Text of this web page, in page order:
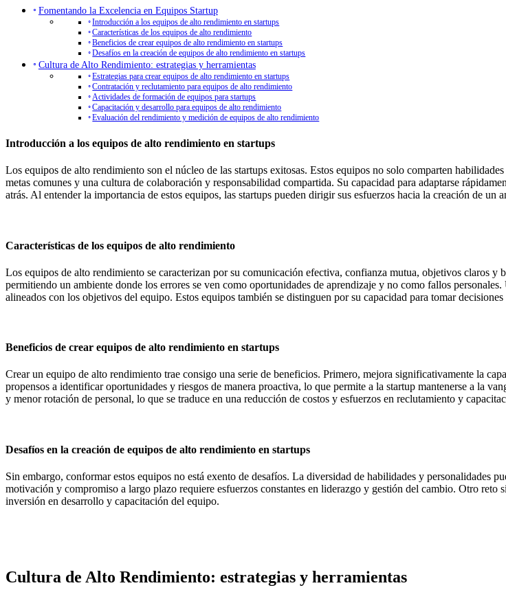
Fomentando la Excelencia en Equipos Startup
Introducción a los equipos de alto rendimiento en startups
Características de los equipos de alto rendimiento
Beneficios de crear equipos de alto rendimiento en startups
Desafíos en la creación de equipos de alto rendimiento en startups
Cultura de Alto Rendimiento: estrategias y herramientas
Estrategias para crear equipos de alto rendimiento en startups
Contratación y reclutamiento para equipos de alto rendimiento
Actividades de formación de equipos para startups
Capacitación y desarrollo para equipos de alto rendimiento
Evaluación del rendimiento y medición de equipos de alto rendimiento
Introducción a los equipos de alto rendimiento en startups
Los equipos de alto rendimiento son el núcleo de las startups exitosas. Estos equipos no solo comparten
metas comunes y una cultura de colaboración y responsabilidad compartida. Su capacidad para adaptarse
atrás. Al entender la importancia de estos equipos, las startups pueden dirigir sus esfuerzos hacia la creación de un
Características de los equipos de alto rendimiento
Los equipos de alto rendimiento se caracterizan por su comunicación efectiva, confianza mutua, objetivos claros
permitiendo un ambiente donde los errores se ven como oportunidades de aprendizaje y no como fallos
alineados con los objetivos del equipo. Estos equipos también se distinguen por su capacidad para tomar
Beneficios de crear equipos de alto rendimiento en startups
Crear un equipo de alto rendimiento trae consigo una serie de beneficios. Primero, mejora significativamente la
propensos a identificar oportunidades y riesgos de manera proactiva, lo que permite a la startup mantenerse a la
y menor rotación de personal, lo que se traduce en una reducción de costos y esfuerzos en reclutamiento y
Desafíos en la creación de equipos de alto rendimiento en startups
Sin embargo, conformar estos equipos no está exento de desafíos. La diversidad de habilidades y personalidades
motivación y compromiso a largo plazo requiere esfuerzos constantes en liderazgo y gestión del cambio. Otro
inversión en desarrollo y capacitación del equipo.
Cultura de Alto Rendimiento: estrategias y herramientas